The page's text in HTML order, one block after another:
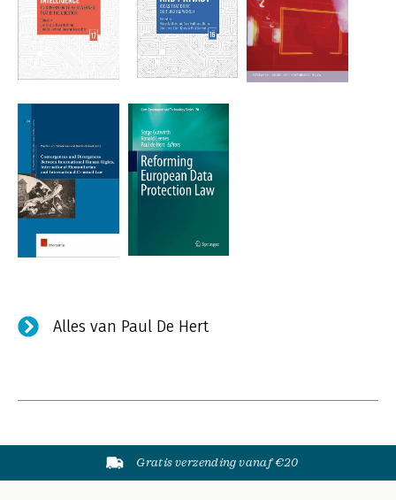
Alles van Paul De Hert
Gratis verzending vanaf €20